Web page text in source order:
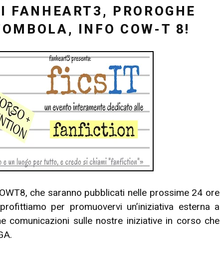
FANHEART3, PROROGHE
INFO COW-T 8!
che saranno pubblicati nelle prossime 24 ore
per promuovervi un’iniziativa esterna a
comunicazioni sulle nostre iniziative in corso che